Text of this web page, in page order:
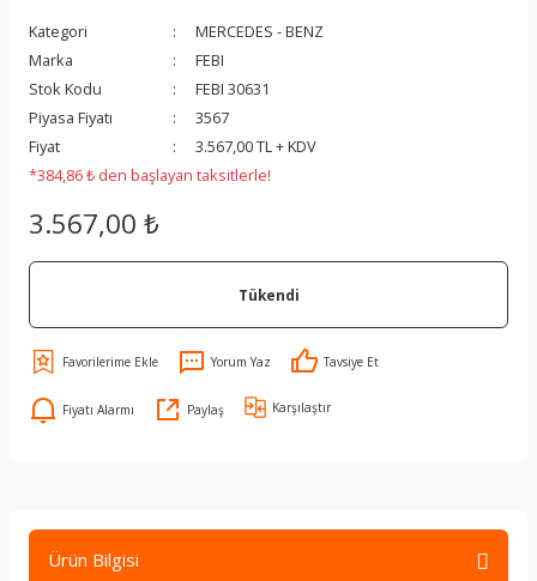
Kategori
MERCEDES - BENZ
Marka
FEBI
Stok Kodu
FEBI 30631
Piyasa Fiyatı
3567
Fiyat
3.567,00 TL + KDV
*384,86 ₺ den başlayan taksitlerle!
3.567,00 ₺
Tükendi
Yorum Yaz Tavsiye Et
Fiyatı Alarmı Paylaş Karşılaştır
Ürün Bilgisi